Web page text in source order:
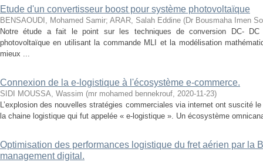
Etude d'un convertisseur boost pour système photovoltaïque
BENSAOUDI, Mohamed Samir; ARAR, Salah Eddine (Dr Bousmaha Imen
Notre étude a fait le point sur les techniques de conversion DC- DC
photovoltaïque en utilisant la commande MLI et la modélisation
mieux ...
Connexion de la e-logistique à l'écosystème e-commerce.
SIDI MOUSSA, Wassim (mr mohamed bennekrouf, 2020-11-23)
L’explosion des nouvelles stratégies commerciales via internet ont suscité
la chaine logistique qui fut appelée « e-logistique ». Un écosystème
Optimisation des performances logistique du fret aérien par la
management digital.